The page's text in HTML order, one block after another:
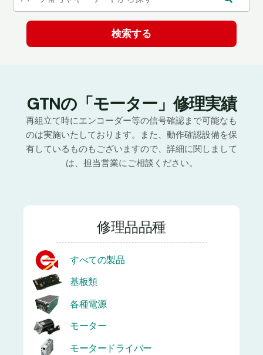
GTNの「モーター」修理実績
再組立て時にエンコーダー等の信号確認まで可能なも
のは実施いたしております。また、動作確認設備を保
有しているものもございますので、詳細に関しまして
は、担当営業にご相談ください。
修理品品種
すべての製品
基板類
各種電源
モーター
モータードライバー